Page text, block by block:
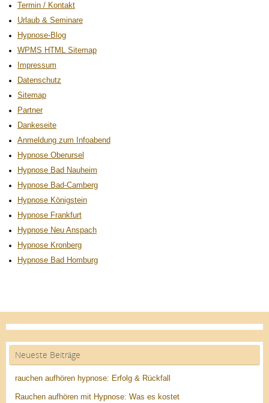
Termin / Kontakt
Urlaub & Seminare
Hypnose-Blog
WPMS HTML Sitemap
Impressum
Datenschutz
Sitemap
Partner
Dankeseite
Anmeldung zum Infoabend
Hypnose Oberursel
Hypnose Bad Nauheim
Hypnose Bad-Camberg
Hypnose Königstein
Hypnose Frankfurt
Hypnose Neu Anspach
Hypnose Kronberg
Hypnose Bad Homburg
Neueste Beiträge
rauchen aufhören hypnose: Erfolg & Rückfall
Rauchen aufhören mit Hypnose: Was es kostet